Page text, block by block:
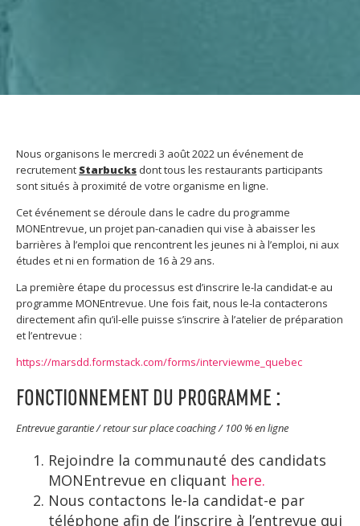
Nous organisons le mercredi 3 août 2022 un événement de
recrutement Starbucks dont tous les restaurants participants
sont situés à proximité de votre organisme en ligne.
Cet événement se déroule dans le cadre du programme
MONEntrevue, un projet pan-canadien qui vise à abaisser les
barrières à l’emploi que rencontrent les jeunes ni à l’emploi, ni aux
études et ni en formation de 16 à 29 ans.
La première étape du processus est d’inscrire le-la candidat-e au
programme MONEntrevue. Une fois fait, nous le-la contacterons
directement afin qu’il-elle puisse s’inscrire à l’atelier de préparation
et l’entrevue :
https://marsdd.formstack.com/forms/interviewme_quebec
FONCTIONNEMENT DU PROGRAMME :
Entrevue garantie / retour sur place coaching / 100 % en ligne
Rejoindre la communauté des candidats
MONEntrevue en cliquant here.
Nous contactons le-la candidat-e par
téléphone afin de l’inscrire à l’entrevue qui